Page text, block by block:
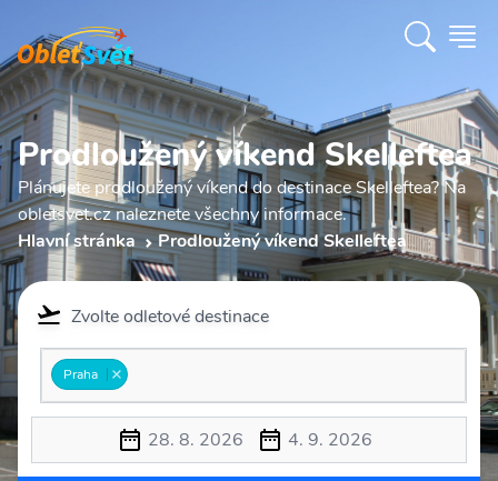
Prodloužený víkend Skelleftea
Plánujete prodloužený víkend do destinace Skelleftea? Na
obletsvet.cz naleznete všechny informace.
Hlavní stránka
Prodloužený víkend Skelleftea
Zvolte odletové destinace
Praha
28. 8. 2026 4. 9. 2026